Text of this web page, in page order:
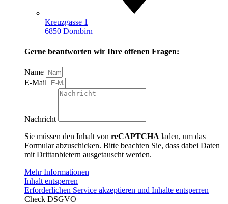
Kreuzgasse 1
6850 Dornbirn
Gerne beantworten wir Ihre offenen Fragen:
Name
E-Mail
Nachricht
Sie müssen den Inhalt von reCAPTCHA laden, um das
Formular abzuschicken. Bitte beachten Sie, dass dabei Daten
mit Drittanbietern ausgetauscht werden.
Mehr Informationen
Inhalt entsperren
Erforderlichen Service akzeptieren und Inhalte entsperren
Check DSGVO